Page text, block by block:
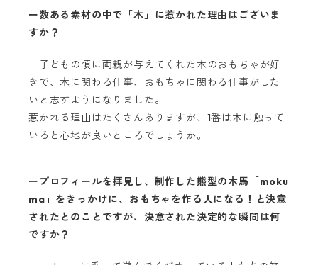
ー数ある素材の中で「木」に惹かれた理由はございま
すか？
子どもの頃に両親が与えてくれた木のおもちゃが好
きで、木に関わる仕事、おもちゃに関わる仕事がした
いと志すようになりました。
惹かれる理由はたくさんありますが、1番は木に触って
いると心地が良いところでしょうか。
ープロフィールを拝見し、制作した熊型の木馬「moku
ma」をきっかけに、おもちゃを作る人になる！と決意
されたとのことですが、決意された決定的な瞬間は何
ですか？